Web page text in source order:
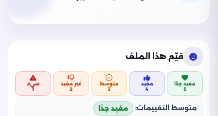
قيّم هذا الملف
مفيد جدًا
5
مفيد
4
متوسط
3
غير مفيد
2
سيء
1
متوسط التقييمات:
مفيد جدًا